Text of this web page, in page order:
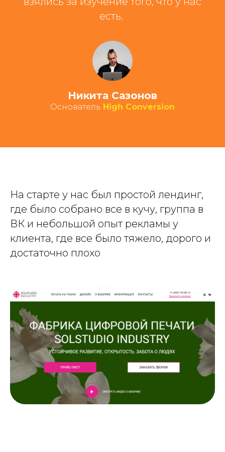
есть.
Никита Сазонов
Основатель High Conversion
На старте у нас был простой лендинг,
где было собрано все в кучу, группа в
ВК и небольшой опыт рекламы у
клиента, где все было тяжело, дорого и
достаточно плохо